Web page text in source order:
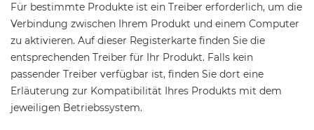
Für bestimmte Produkte ist ein Treiber erforderlich, um die
Verbindung zwischen Ihrem Produkt und einem Computer
zu aktivieren. Auf dieser Registerkarte finden Sie die
entsprechenden Treiber für Ihr Produkt. Falls kein
passender Treiber verfügbar ist, finden Sie dort eine
Erläuterung zur Kompatibilität Ihres Produkts mit dem
jeweiligen Betriebssystem.